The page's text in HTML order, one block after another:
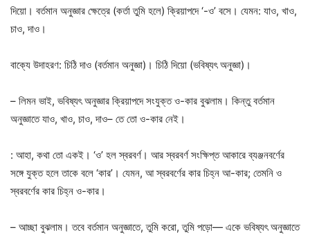
দিয়ো। বর্তমান অনুজ্ঞার ক্ষেত্রে (কর্তা তুমি হলে) ক্রিয়াপদে ‘-ও’ বসে। যেমন: যাও, খাও,
চাও, দাও।
বাক্যে উদাহরণ: চিঠি দাও (বর্তমান অনুজ্ঞা)। চিঠি দিয়ো (ভবিষ্যৎ অনুজ্ঞা)।
– লিমন ভাই, ভবিষ্যৎ অনুজ্ঞার ক্রিয়াপদে সংযুক্ত ও-কার বুঝলাম। কিন্তু বর্তমান
অনুজ্ঞাতে যাও, খাও, চাও, দাও– তে তো ও-কার নেই।
: আহা, কথা তো একই। ‘ও’ হল স্বরবর্ণ। আর স্বরবর্ণ সংক্ষিপ্ত আকারে ব্যঞ্জনবর্ণের
সঙ্গে যুক্ত হলে তাকে বলে ‘কার’। যেমন, আ স্বরবর্ণের কার চিহ্ন আ-কার; তেমনি ও
স্বরবর্ণের কার চিহ্ন ও-কার।
– আচ্ছা বুঝলাম। তবে বর্তমান অনুজ্ঞাতে, তুমি করো, তুমি পড়ো— একে ভবিষ্যৎ অনুজ্ঞাতে